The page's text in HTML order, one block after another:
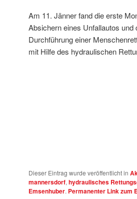
Am 11. Jänner fand die erste
Absichern eines Unfallautos und
Durchführung einer
mit Hilfe des hydraulischen
Dieser Eintrag wurde veröffentlicht in
mannersdorf, hydraulisches
Emsenhuber. Permanenter Link zum